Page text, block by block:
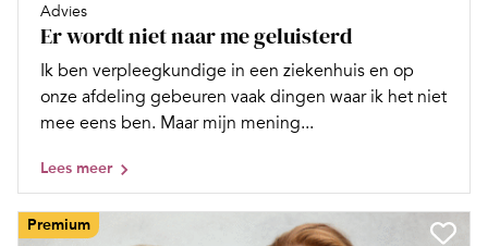
Advies
Er wordt niet naar me geluisterd
Ik ben verpleegkundige in een ziekenhuis en op
onze afdeling gebeuren vaak dingen waar ik het niet
mee eens ben. Maar mijn mening...
Lees meer
Premium